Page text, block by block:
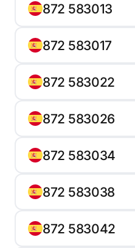
872 583013
872 583017
872 583022
872 583026
872 583034
872 583038
872 583042